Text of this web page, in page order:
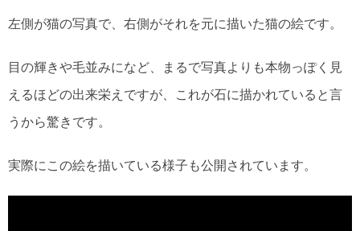
左側が猫の写真で、右側がそれを元に描いた猫の絵です。
目の輝きや毛並みになど、まるで写真よりも本物っぽく見
えるほどの出来栄えですが、これが石に描かれていると言
うから驚きです。
実際にこの絵を描いている様子も公開されています。